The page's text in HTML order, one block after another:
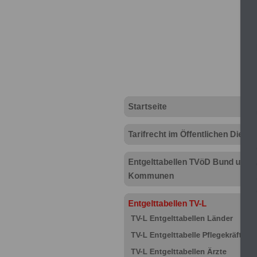
Startseite
Tarifrecht im Öffentlichen Dienst
Entgelttabellen TVöD Bund und
Kommunen
Entgelttabellen TV-L
TV-L Entgelttabellen Länder
TV-L Entgelttabelle Pflegekräfte
TV-L Entgelttabellen Ärzte